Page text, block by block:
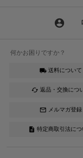
account_circle
何かお困りですか？
local_shipping 送料について
cached 返品・交換につ
mail_outline メルマガ登録
description 特定商取引法につ